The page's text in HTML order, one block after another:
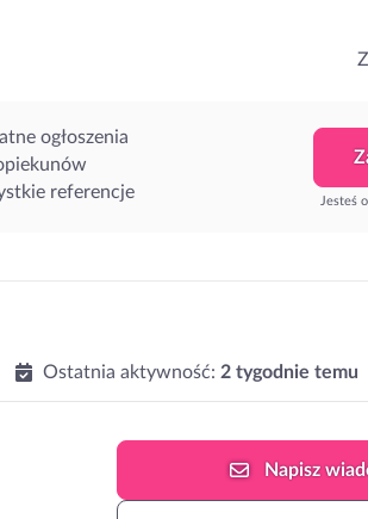
ogłoszenia
referencje
Jesteś
Ostatnia aktywność: 2 tygodnie temu
Napisz